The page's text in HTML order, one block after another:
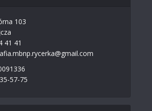
103
41 41
57-75